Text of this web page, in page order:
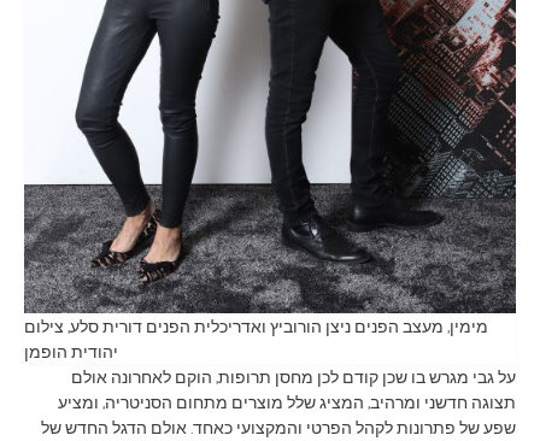
מימין, מעצב הפנים ניצן הורוביץ ואדריכלית הפנים דורית סלע, צילום
יהודית הופמן
על גבי מגרש בו שכן קודם לכן מחסן תרופות, הוקם לאחרונה אולם
תצוגה חדשני ומרהיב, המציג שלל מוצרים מתחום הסניטריה, ומציע
שפע של פתרונות לקהל הפרטי והמקצועי כאחד. אולם הדגל החדש של